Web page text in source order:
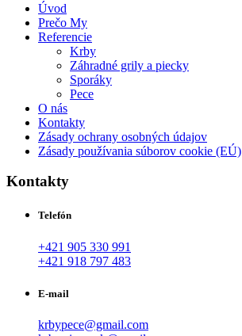
Úvod
Prečo My
Referencie
Krby
Záhradné grily a piecky
Sporáky
Pece
O nás
Kontakty
Zásady ochrany osobných údajov
Zásady používania súborov cookie (EÚ)
Kontakty
Telefón
+421 905 330 991
+421 918 797 483
E-mail
krbypece@gmail.com